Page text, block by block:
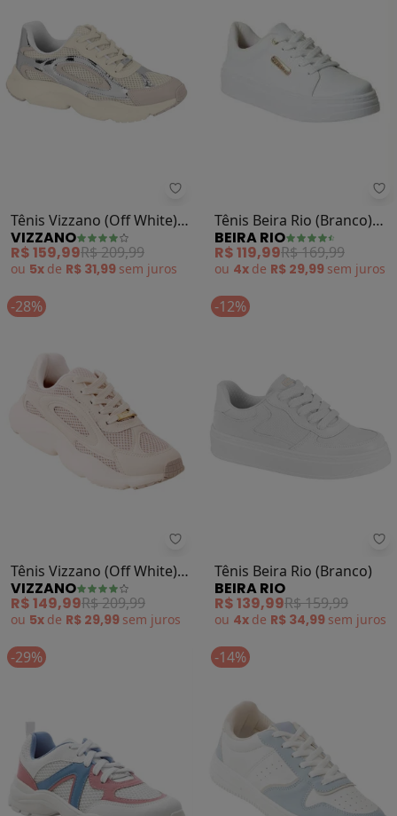
Vizzano - Tênis Vizzano (Off
Tênis Vizzano (Off White)
em Sintético e Tecido
VIZZANO
R$ 159,99R$ 209,99
ou 5x de R$ 31,99 sem juros
Tênis Beira Rio (Branco)
em Sintético
BEIRA RIO
R$ 119,99R$ 169,99
ou 4x de R$ 29,99 sem juros
-28%
Vizzano - Tênis Vizzano (Off
Tênis Vizzano (Off White)
Preto
VIZZANO
R$ 149,99R$ 209,99
ou 5x de R$ 29,99 sem juros
-12%
Tênis Beira Rio (Branco)
BEIRA RIO
R$ 139,99R$ 159,99
ou 4x de R$ 34,99 sem juros
-29% -14%